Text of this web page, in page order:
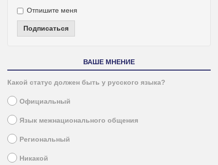
Отпишите меня
Подписаться
ВАШЕ МНЕНИЕ
Какой статус должен быть у русского языка?
Официальный
Язык межнационального общения
Региональный
Никакой